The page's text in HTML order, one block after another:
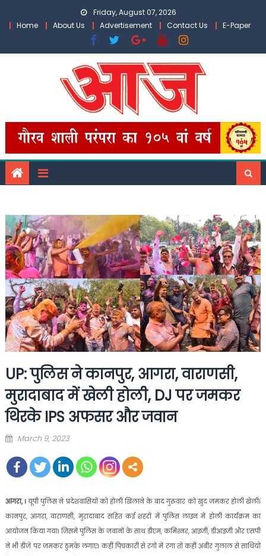
Friday, August 07, 2026
Home
About Us Advertisement Contact Us E-Paper
UP: पुल‍िस ने कानपुर, आगरा, वाराणसी,
मुरादाबाद में खेली होली, DJ पर जमकर
थ‍िरके IPS अफसर और जवान
Posted
March 9, 2023
आगरा, ।यूपी पुल‍िस ने प्रदेशवास‍ियों को होली ख‍िलाने के बाद गुरुवार को खुद जमकर होली खेली।
कानपुर, आगरा, वाराणसी, मुरादाबाद सह‍ित कई शहरों में पुल‍िस लाइन में होली कार्यक्रम का
आयोजन क‍िया गया। ज‍िसमें पुल‍िस के जवानों के साथ डीएम, कम‍िश्‍नर, आइजी, डीआइजी और एसपी
ने भी डीजे पर जमकर ठुमके लगाए। कहीं प‍िचकारी से रंगों में रंगा तो कहीं अबीर गुलाल से साथ‍ियों